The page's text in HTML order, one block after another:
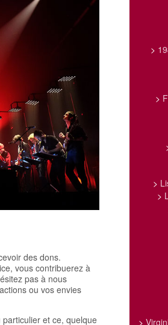
des dons.
vous contribuerez à
pas à nous
ou vos envies
et ce, quelque
>
>
>
>
>